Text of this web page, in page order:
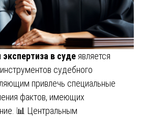
в суде является
судебного
привлечь специальные
фактов, имеющих
📊 Центральным